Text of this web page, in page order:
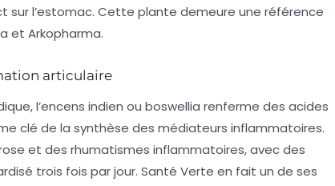
sur l’estomac. Cette plante demeure une référence
et Arkopharma.
articulaire
l’encens indien ou boswellia renferme des acides
clé de la synthèse des médiateurs inflammatoires.
et des rhumatismes inflammatoires, avec des
trois fois par jour. Santé Verte en fait un de ses